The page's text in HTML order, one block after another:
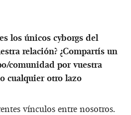
los únicos cyborgs del
relación? ¿Compartís un
comunidad por vuestra
cualquier otro lazo
vínculos entre nosotros.